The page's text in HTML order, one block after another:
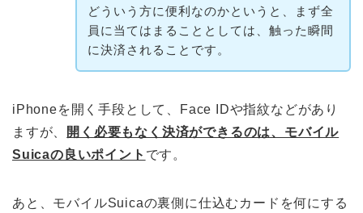
どういう方に便利なのかというと、まず全
員に当てはまることとしては、触った瞬間
に決済されることです。
iPhoneを開く手段として、Face IDや指紋などがあり
ますが、
開く必要もなく決済ができるのは、モバイル
Suicaの良いポイント です。
あと、モバイルSuicaの裏側に仕込むカードを何にする